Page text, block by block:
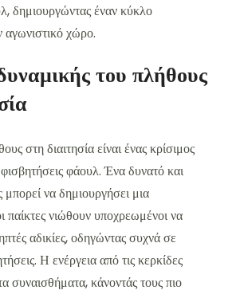
δημιουργώντας έναν κύκλο
χώρο.
του πλήθους
στη διαιτησία είναι ένας κρίσιμος
φάουλ. Ένα δυνατό και
να δημιουργήσει μια
παίκτες νιώθουν υποχρεωμένοι να
αδικίες, οδηγώντας συχνά σε
Η ενέργεια από τις κερκίδες
συναισθήματα, κάνοντάς τους πιο